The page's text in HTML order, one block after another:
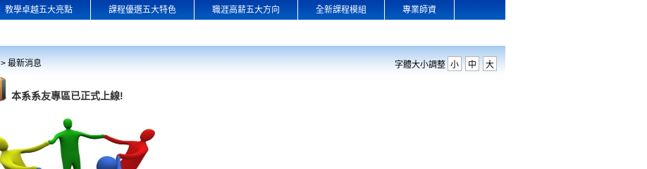
教學卓越五大亮點 課程優選五大特色 職涯高薪五大方向 全新課程模組 專業師資
> 最新消息 字體大小調整 小 中 大
本系系友專區已正式上線!